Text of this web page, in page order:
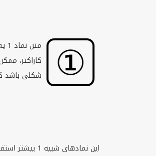
کاراکتر،
شکلی باشد که در
این